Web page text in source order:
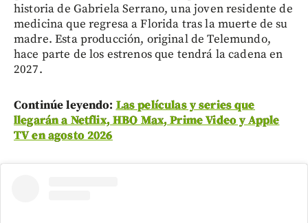
historia de Gabriela Serrano, una joven residente de
medicina que regresa a Florida tras la muerte de su
madre. Esta producción, original de Telemundo,
hace parte de los estrenos que tendrá la cadena en
2027.
Continúe leyendo:Las películas y series que
llegarán a Netflix, HBO Max, Prime Video y Apple
TV en agosto 2026